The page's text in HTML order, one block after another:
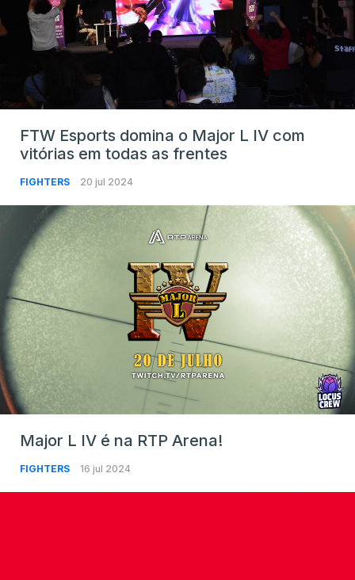
FTW Esports domina o Major L IV com
vitórias em todas as frentes
FIGHTERS 20 jul 2024
Major L IV é na RTP Arena!
FIGHTERS 16 jul 2024